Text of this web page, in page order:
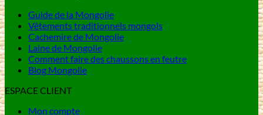
Guide de la Mongolie
Vêtements traditionnels mongols
Cachemire de Mongolie
Laine de Mongolie
Comment faire des chaussons en feutre
Blog Mongolie
ESPACE CLIENT
Mon compte